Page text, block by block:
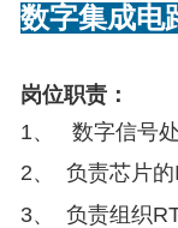
数字集成电
岗位职责：
1、 数字信号处
2、 负责芯片的
3、 负责组织